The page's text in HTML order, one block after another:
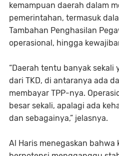
kemampuan daerah dalam
pemerintahan, termasuk
Tambahan Penghasilan
operasional, hingga
“Daerah tentu banyak sekali
dari TKD, di antaranya ada
membayar TPP-nya.
besar sekali, apalagi ada
dan sebagainya,” jelasnya.
Al Haris menegaskan